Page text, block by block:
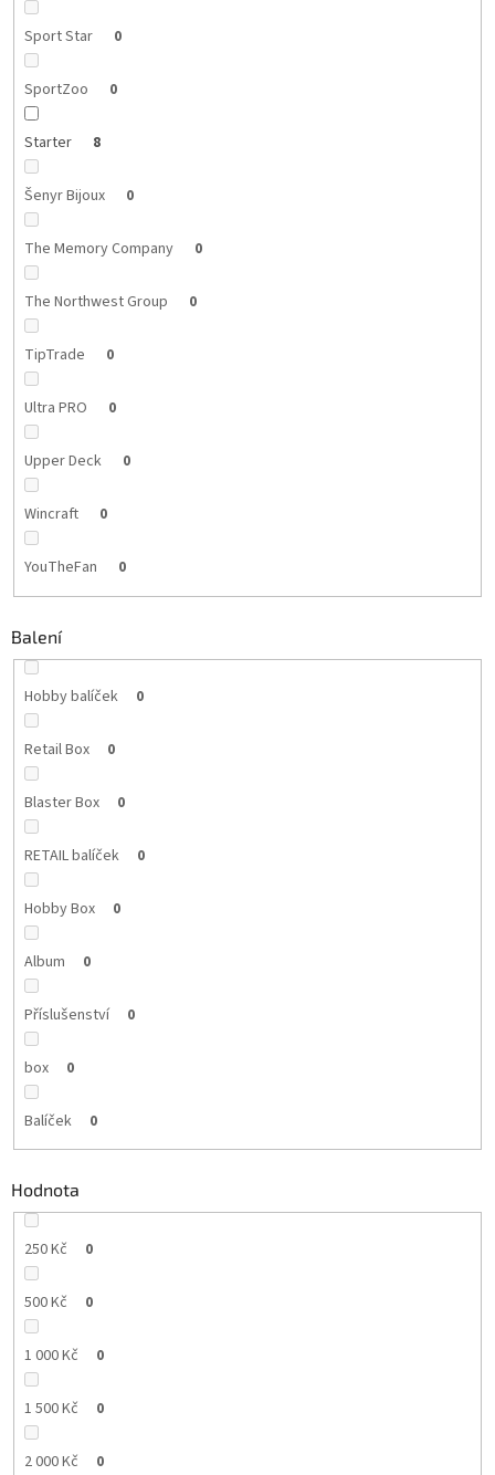
Sport Star 0
SportZoo 0
Starter 8
Šenyr Bijoux 0
The Memory Company 0
The Northwest Group 0
TipTrade 0
Ultra PRO 0
Upper Deck 0
Wincraft 0
YouTheFan 0
Balení
Hobby balíček 0
Retail Box 0
Blaster Box 0
RETAIL balíček 0
Hobby Box 0
Album 0
Příslušenství 0
box 0
Balíček 0
Hodnota
250 Kč 0
500 Kč 0
1 000 Kč 0
1 500 Kč 0
2 000 Kč 0